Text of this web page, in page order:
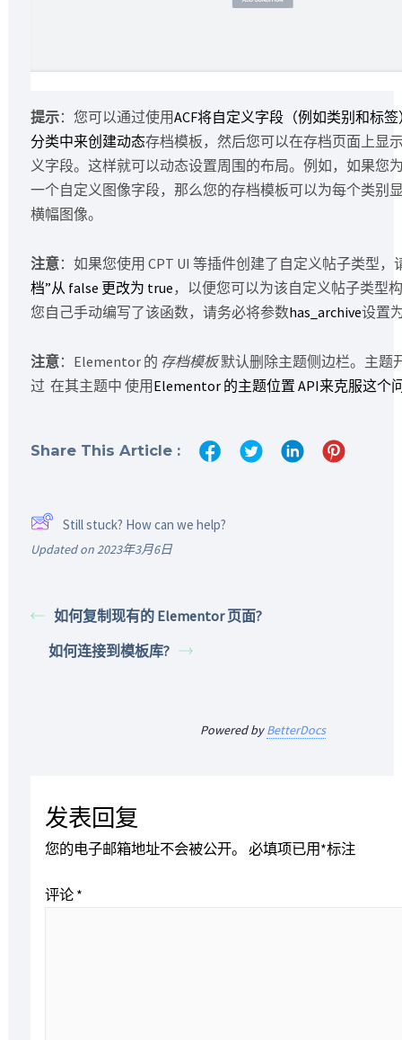
提示：您可以通过使用ACF将自定义字段（例如类别和标
分类中来创建动态存档模板，然后您可以在存档页面上显
义字段。这样就可以动态设置周围的布局。例如，如果您
一个自定义图像字段，那么您的存档模板可以为每个类别
横幅图像。
注意：如果您使用 CPT UI 等插件创建了自定义帖子类型，
档”从 false 更改为 true，以便您可以为该自定义帖子类型
您自己手动编写了该函数，请务必将参数has_archive设置
注意：Elementor 的 存档模板默认删除主题侧边栏。主题
过 在其主题中 使用Elementor 的主题位置 API来克服这个
Share This Article :
Still stuck? How can we help?
Updated on 2023年3月6日
如何复制现有的 Elementor 页面?
如何连接到模板库?
Powered byBetterDocs
发表回复
您的电子邮箱地址不会被公开。 必填项已用*标注
评论 *